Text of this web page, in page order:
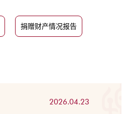
捐赠财产情况报告
2026.04.23